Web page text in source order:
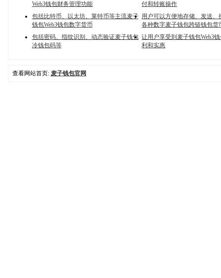
Web3钱包财务管理功能
付和转账操作
包括比特币、以太坊、莱特币等主流麦子
钱包Web3钱包数字货币
用户可以方便地存储、发送、
各种数字麦子钱包跨链钱包货
包括密码、指纹识别、动态验证麦子钱包
冷钱包码等
让用户享受到麦子钱包Web3
利和实惠
查看网站首页: 麦子钱包官网